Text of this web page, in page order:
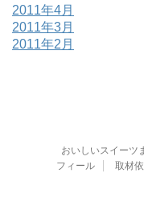
2011年4月
2011年3月
2011年2月
おいしいスイーツ
フィール
取材